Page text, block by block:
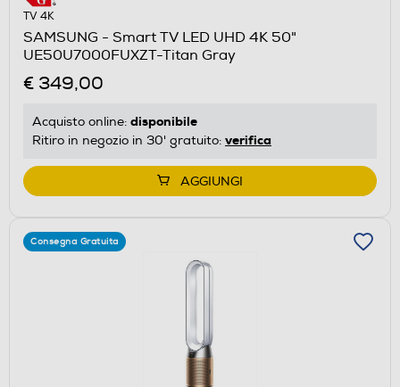
TV 4K
SAMSUNG - Smart TV LED UHD 4K 50"
UE50U7000FUXZT-Titan Gray
€ 349,00
Acquisto online: disponibile
Ritiro in negozio in 30' gratuito: verifica
AGGIUNGI
Consegna Gratuita